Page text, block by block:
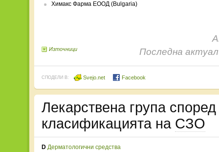
Химакс Фарма ЕООД (Bulgaria)
Последна
Източници
СПОДЕЛИ В: Svejo.net Facebook
Лекарствена група
класификацията на СЗО
D Дерматологични средства